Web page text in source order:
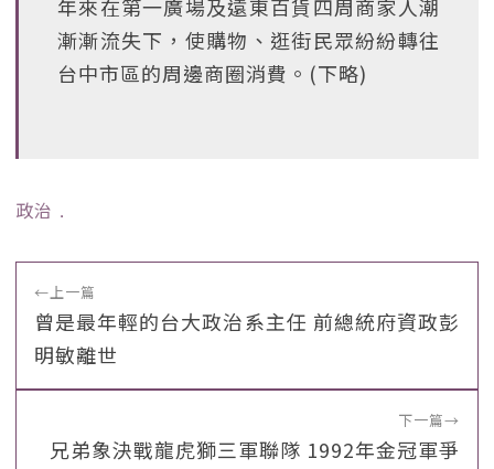
年來在第一廣場及遠東百貨四周商家人潮
漸漸流失下，使購物、逛街民眾紛紛轉往
台中市區的周邊商圈消費。(下略)
政治 ﹒
←上一篇
曾是最年輕的台大政治系主任 前總統府資政彭
明敏離世
下一篇→
兄弟象決戰龍虎獅三軍聯隊 1992年金冠軍爭